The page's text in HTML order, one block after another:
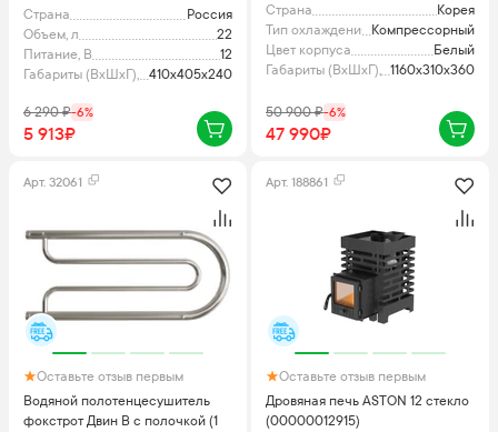
Страна
Россия
Объем, л
22
Питание, В
12
Габариты (ВхШхГ), мм410x405x240
6 290₽-6%
5 913₽
Страна
Корея
Тип охлаждения
Компрессорный
Цвет корпуса
Белый
Габариты (ВхШхГ), мм1160x310x360
50 900₽-6%
47 990₽
Арт. 32061
Оставьте отзыв первым
Водяной полотенцесушитель
фокстрот Двин B с полочкой (1
Арт. 188861
Оставьте отзыв первым
Дровяная печь ASTON 12 стекло
(00000012915)